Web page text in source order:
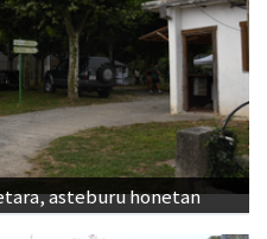
asteburu honetan